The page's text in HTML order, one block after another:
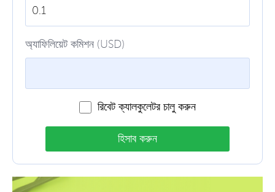
অ্যাফিলিয়েট কমিশন (USD)
রিবেট ক্যালকুলেটর চালু করুন
হিসাব করুন